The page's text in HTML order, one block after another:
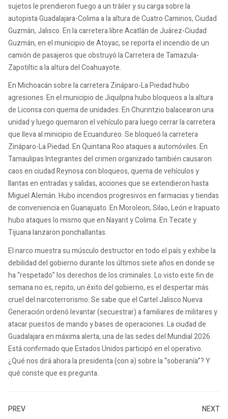
sujetos le prendieron fuego a un tráiler y su carga sobre la
autopista Guadalajara-Colima a la altura de Cuatro Caminos, Ciudad
Guzmán, Jalisco. En la carretera libre Acatlán de Juárez-Ciudad
Guzmán, en el municipio de Atoyac, se reporta el incendio de un
camión de pasajeros que obstruyó la Carretera de Tamazula-
Zapotiltic a la altura del Coahuayote.
En Michoacánsobre la carretera Zináparo-La Piedad hubo
agresiones. En el municipio de Jiquilpna hubo bloqueos a la altura
de Liconsa con quema de unidades.En Churintzio balacearon una
unidad y luego quemaron el vehículo para luego cerrar la carretera
que lleva al minicipio de Ecuandureo. Se bloqueó la carretera
Zináparo-La Piedad. En Quintana Roo ataques a automóviles. En
Tamaulipas Integrantes del crimen organizado también causaron
caos en ciudad Reynosa con bloqueos, quema de vehículos y
llantas en entradas y salidas, acciones que se extendieron hasta
Miguel Alemán. Hubo incendios progresivos en farmacias y tiendas
de conveniencia en Guanajuato. En Moroleon, Silao, León e Irapuato
hubo ataques lo mismo que en Nayarit y Colima. En Tecate y
Tijuana lanzaron ponchallantas.
El narco muestra su músculo destructor en todo el país y exhibe la
debilidad del gobierno durante los últimos siete años en donde se
ha “respetado” los derechos de los criminales. Lo visto este fin de
semana no es, repito, un éxito del gobierno, es el despertar más
cruel del narcoterrorismo. Se sabe que el Cartel Jalisco Nueva
Generación ordenó levantar (secuestrar) a familiares de militares y
atacar puestos de mando y bases de operaciones. La ciudad de
Guadalajara en máxima alerta, una de las sedes del Mundial 2026.
Está confirmado que Estados Unidos participó en el operativo.
¿Qué nos dirá ahora la presidenta (con a) sobre la “soberanía”? Y
qué conste que es pregunta.
PREV NEXT